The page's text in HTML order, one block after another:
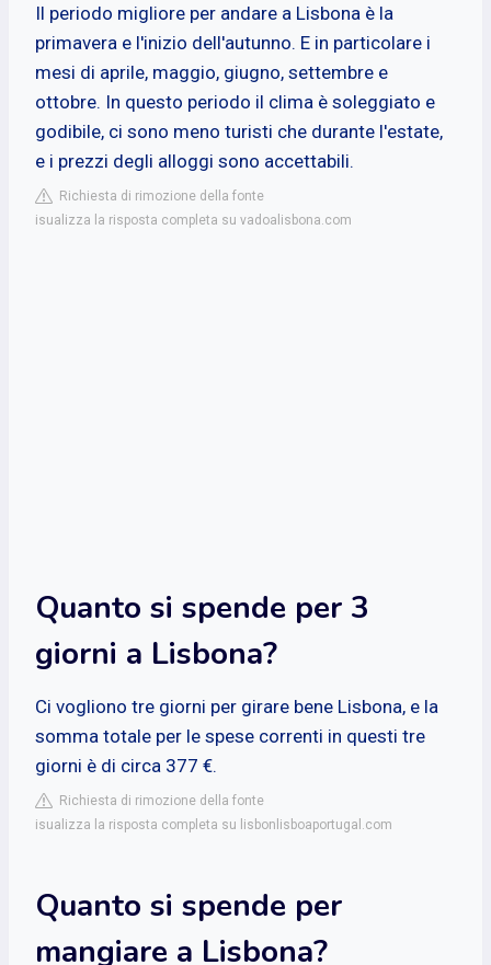
Il periodo migliore per andare a Lisbona è la
primavera e l'inizio dell'autunno. E in particolare i
mesi di aprile, maggio, giugno, settembre e
ottobre. In questo periodo il clima è soleggiato e
godibile, ci sono meno turisti che durante l'estate,
e i prezzi degli alloggi sono accettabili.
Richiesta di rimozione della fonte
isualizza la risposta completa su vadoalisbona.com
Quanto si spende per 3
giorni a Lisbona?
Ci vogliono tre giorni per girare bene Lisbona, e la
somma totale per le spese correnti in questi tre
giorni è di circa 377 €.
Richiesta di rimozione della fonte
isualizza la risposta completa su lisbonlisboaportugal.com
Quanto si spende per
mangiare a Lisbona?